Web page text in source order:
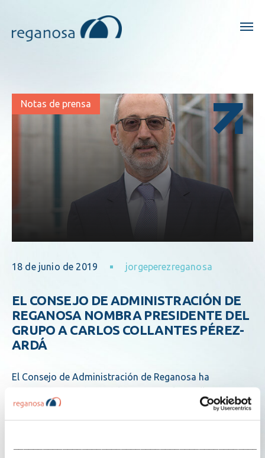
Notas de prensa
18 de junio de 2019 jorgeperezreganosa
EL CONSEJO DE ADMINISTRACIÓN DE
REGANOSA NOMBRA PRESIDENTE DEL
GRUPO A CARLOS COLLANTES PÉREZ-
ARDÁ
El Consejo de Administración de Reganosa ha
Pérez-Ardá, en sustitución de José María Paz Goday,
que seguirá vinculado a Reganosa como miembro del
consejo de…